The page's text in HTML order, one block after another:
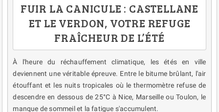
FUIR LA CANICULE : CASTELLANE
ET LE VERDON, VOTRE REFUGE
FRAÎCHEUR DE L’ÉTÉ
À l'heure du réchauffement climatique, les étés en ville
deviennent une véritable épreuve. Entre le bitume brûlant, l'air
étouffant et les nuits tropicales où le thermomètre refuse de
descendre en dessous de 25°C à Nice, Marseille ou Toulon, le
manque de sommeil et la fatigue s'accumulent.